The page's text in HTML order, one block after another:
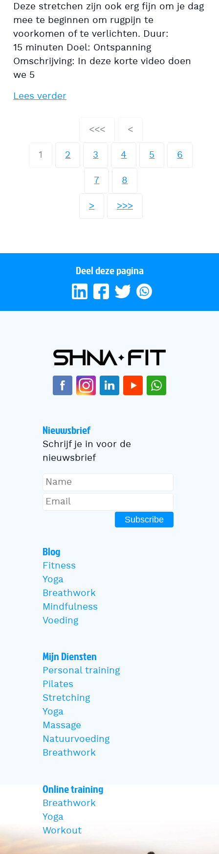
Deze stretchen zijn ook erg fijn om je dag
mee te beginnen om rugpijn te
voorkomen of te verlichten. Duur:
15 minuten Doel: Ontspanning
Omschrijving: In deze korte video doen
we 5
Lees verder
<<< <
1 2 3 4 5 6
7 8
> >>>
Deel deze pagina
Nieuwsbrief
Schrijf je in voor de
nieuwsbrief
Subscribe
Blog
Fitness
Yoga
Breathwork
Mindfulness
Voeding
Mijn Diensten
Personal training
Pilates
Stretching
Yoga
Massage
Natuurvoeding
Breathwork
Online training
Breathwork
Yoga
Workout